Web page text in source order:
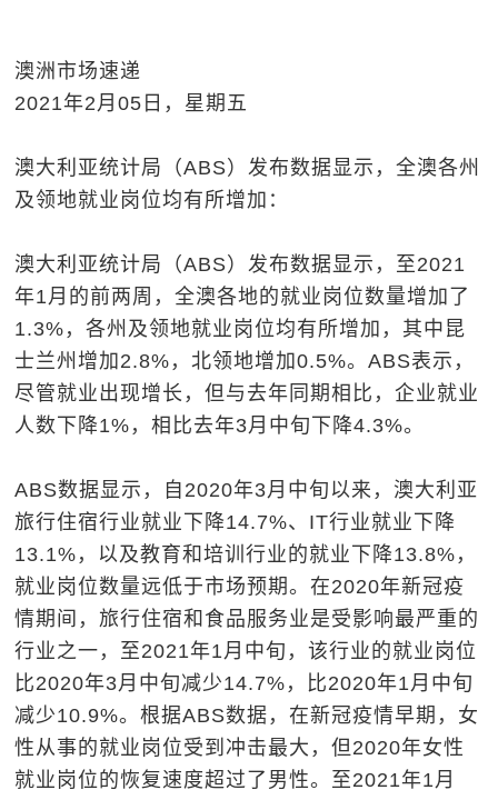
澳洲市场速递
2021年2月05日，星期五
澳大利亚统计局（ABS）发布数据显示，全澳各州
及领地就业岗位均有所增加：
澳大利亚统计局（ABS）发布数据显示，至2021
年1月的前两周，全澳各地的就业岗位数量增加了
1.3%，各州及领地就业岗位均有所增加，其中昆
士兰州增加2.8%，北领地增加0.5%。ABS表示，
尽管就业出现增长，但与去年同期相比，企业就业
人数下降1%，相比去年3月中旬下降4.3%。
ABS数据显示，自2020年3月中旬以来，澳大利亚
旅行住宿行业就业下降14.7%、IT行业就业下降
13.1%，以及教育和培训行业的就业下降13.8%，
就业岗位数量远低于市场预期。在2020年新冠疫
情期间，旅行住宿和食品服务业是受影响最严重的
行业之一，至2021年1月中旬，该行业的就业岗位
比2020年3月中旬减少14.7%，比2020年1月中旬
减少10.9%。根据ABS数据，在新冠疫情早期，女
性从事的就业岗位受到冲击最大，但2020年女性
就业岗位的恢复速度超过了男性。至2021年1月